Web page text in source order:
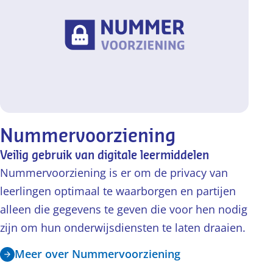
Nummervoorziening
Veilig gebruik van digitale leermiddelen
Nummervoorziening is er om de privacy van
leerlingen optimaal te waarborgen en partijen
alleen die gegevens te geven die voor hen nodig
zijn om hun onderwijsdiensten te laten draaien.
Meer over Nummervoorziening